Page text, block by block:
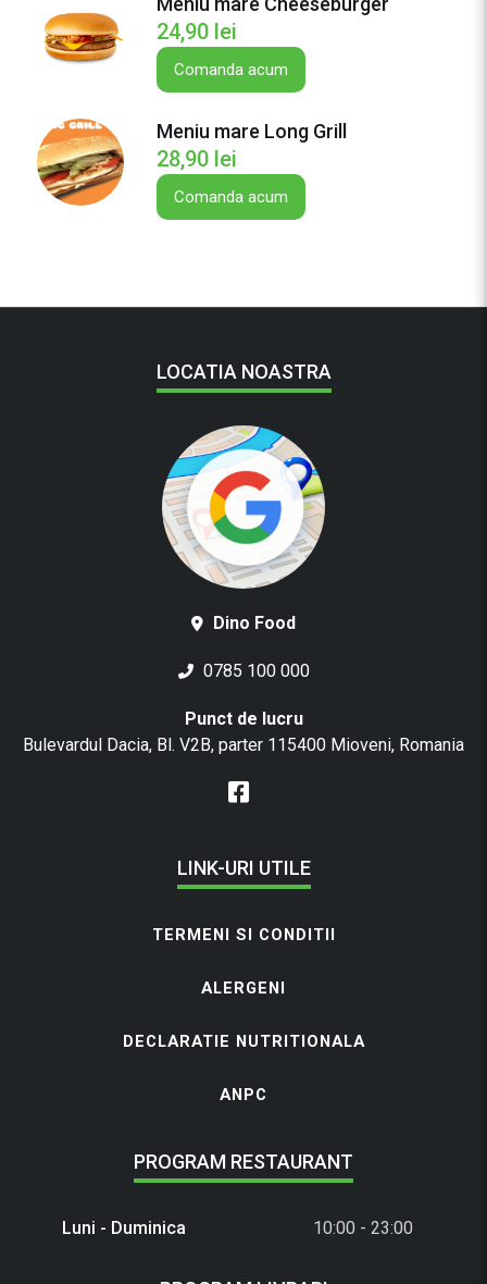
24,90 lei
Comanda acum
Meniu mare Long Grill
28,90 lei
Comanda acum
LOCATIA NOASTRA
Dino Food
0785 100 000
Punct de lucru
Bulevardul Dacia, Bl. V2B, parter 115400 Mioveni, Romania
LINK-URI UTILE
TERMENI SI CONDITII
ALERGENI
DECLARATIE NUTRITIONALA
ANPC
PROGRAM RESTAURANT
Luni - Duminica 10:00 - 23:00